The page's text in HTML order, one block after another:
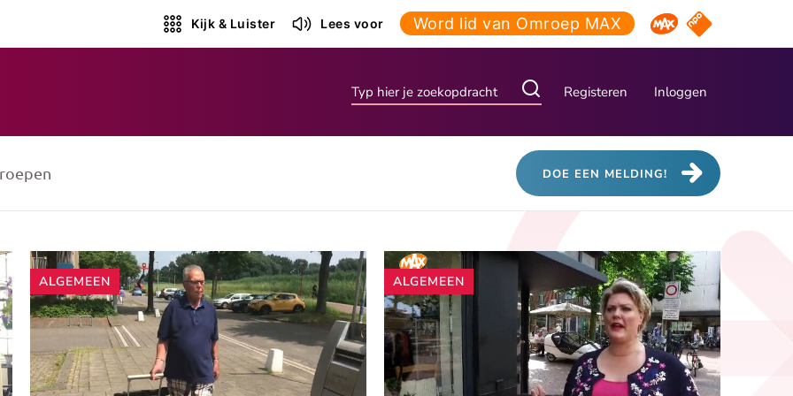
Kijk & Luister Lees voor Word lid van Omroep MAX Omroep MAX
NPO Start
Registeren Inloggen
DOE EEN MELDING!
ALGEMEEN ALGEMEEN